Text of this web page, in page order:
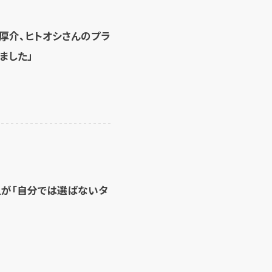
介、ヒトオシさんのプラ
した」
「自分では選ばないタ